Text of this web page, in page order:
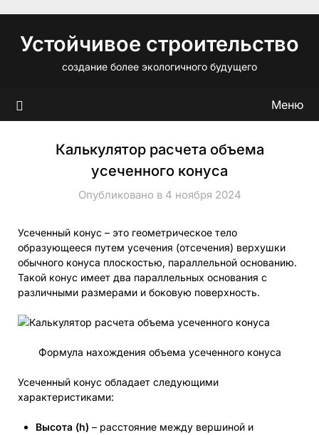
содержимому
Устойчивое строительство
создание более экологичного будущего
Меню
Калькулятор расчета объема
усеченного конуса
Опубликовано в 4 ноября 2024
Усеченный конус – это геометрическое тело
образующееся путем усечения (отсечения) верхушки
обычного конуса плоскостью, параллельной основанию.
Такой конус имеет два параллельных основания c
различными размерами и боковую поверхность.
Формула нахождения объема усеченного конуса
Усеченный конус обладает следующими
характеристиками:
Высота (h) – расстояние между вершиной и